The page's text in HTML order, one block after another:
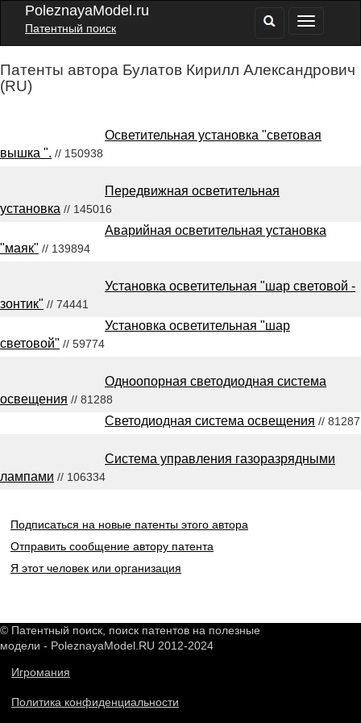
PoleznayaModel.ru
Патентный поиск
Патенты автора Булатов Кирилл Александрович
(RU)
Осветительная установка "световая
вышка ". // 150938
Передвижная осветительная
установка // 145016
Аварийная осветительная установка
"маяк" // 139894
Установка осветительная "шар световой -
зонтик" // 74441
Установка осветительная "шар
световой" // 59774
Одноопорная светодиодная система
освещения // 81288
Светодиодная система освещения // 81287
Система управления газоразрядными
лампами // 106334
Подписаться на новые патенты этого автора
Отправить сообщение автору патента
Я этот человек или организация
© Патентный поиск, поиск патентов на полезные
модели - PoleznayaModel.RU 2012-2024
Игромания
Политика конфиденциальности